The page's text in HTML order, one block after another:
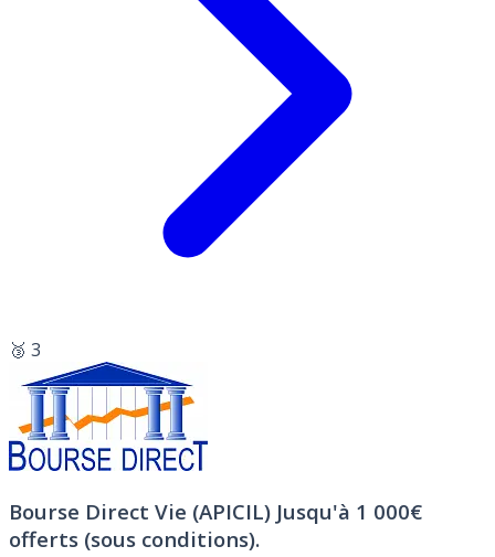
🥉 3
Bourse Direct Vie (APICIL) Jusqu'à 1 000€
offerts (sous conditions).